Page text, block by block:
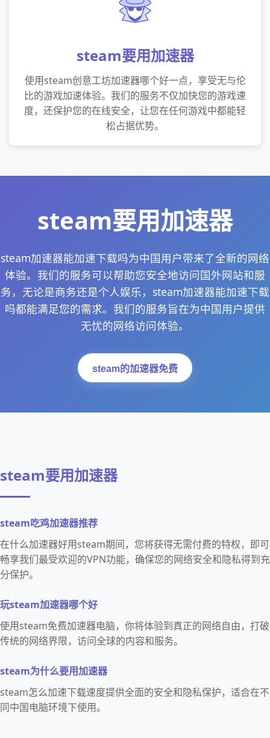
steam要用加速器
使用steam创意工坊加速器哪个好一点，享受无与伦
比的游戏加速体验。我们的服务不仅加快您的游戏速
度，还保护您的在线安全，让您在任何游戏中都能轻
松占据优势。
steam要用加速器
steam加速器能加速下载吗为中国用户带来了全新的网络
体验。我们的服务可以帮助您安全地访问国外网站和服
务，无论是商务还是个人娱乐，steam加速器能加速下载
吗都能满足您的需求。我们的服务旨在为中国用户提供
无忧的网络访问体验。
steam的加速器免费
steam要用加速器
steam吃鸡加速器推荐
在什么加速器好用steam期间，您将获得无需付费的特权，即可
畅享我们最受欢迎的VPN功能，确保您的网络安全和隐私得到充
分保护。
玩steam加速器哪个好
使用steam免费加速器电脑，你将体验到真正的网络自由，打破
传统的网络界限，访问全球的内容和服务。
steam为什么要用加速器
steam怎么加速下载速度提供全面的安全和隐私保护，适合在不
同中国电脑环境下使用。